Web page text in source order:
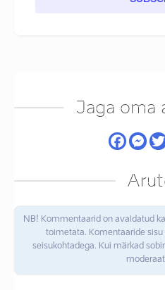
Jaga oma
NB! Kommentaarid on avaldatud
toimetata. Komentaaride
seisukohtadega. Kui märkad